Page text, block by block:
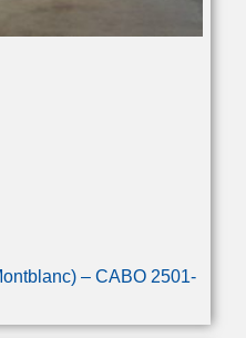
– CABO 2501-